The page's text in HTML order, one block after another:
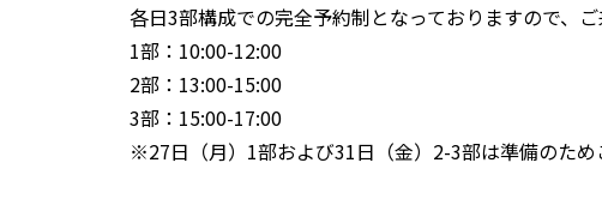
各日3部構成での完全予約制となっておりますので、
1部：10:00-12:00
2部：13:00-15:00
3部：15:00-17:00
※27日（月）1部および31日（金）2-3部は準備のため